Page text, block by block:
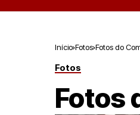
Início Fotos Fotos do
Fotos
Fotos